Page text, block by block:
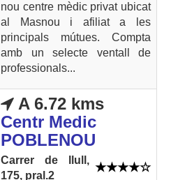
nou centre mèdic privat ubicat
al Masnou i afiliat a les
principals mútues. Compta
amb un selecte ventall de
professionals...
A 6.72 kms
Centr Medic
POBLENOU
Carrer de llull,
175, pral.2